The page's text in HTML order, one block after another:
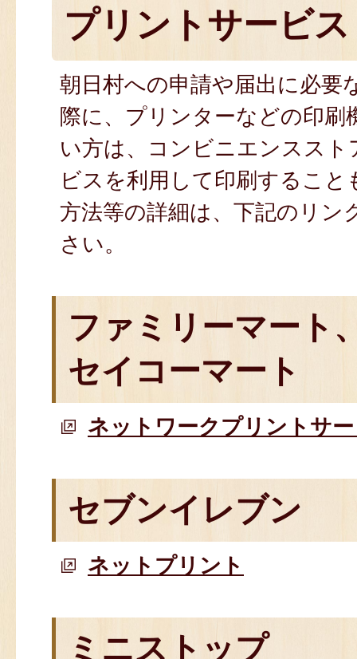
プリントサービス
朝日村への申請や届出に必要
際に、プリンターなどの印刷
い方は、コンビニエンスス
ビスを利用して印刷すること
方法等の詳細は、下記のリン
さい。
ファミリーマート
セイコーマート
ネットワークプリントサ
セブンイレブン
ネットプリント
ミニストップ